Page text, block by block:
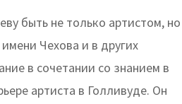
быть не только артистом, но
Чехова и в других
в сочетании со знанием в
артиста в Голливуде. Он